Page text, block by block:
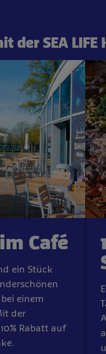
der SEA
Café
ein Stück
einem
der
Rabatt auf